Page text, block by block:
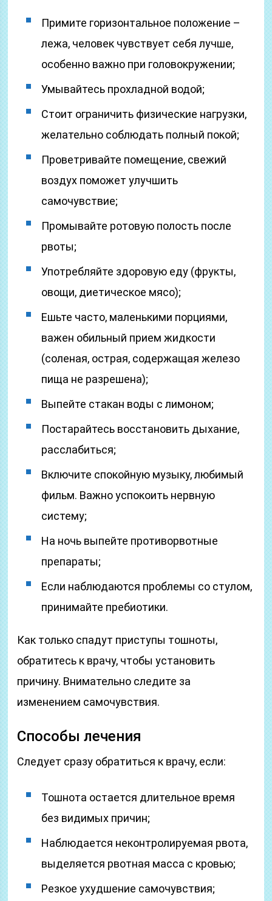
Примите горизонтальное положение –
лежа, человек чувствует себя лучше,
особенно важно при головокружении;
Умывайтесь прохладной водой;
Стоит ограничить физические нагрузки,
желательно соблюдать полный покой;
Проветривайте помещение, свежий
воздух поможет улучшить
самочувствие;
Промывайте ротовую полость после
рвоты;
Употребляйте здоровую еду (фрукты,
овощи, диетическое мясо);
Ешьте часто, маленькими порциями,
важен обильный прием жидкости
(соленая, острая, содержащая железо
пища не разрешена);
Выпейте стакан воды с лимоном;
Постарайтесь восстановить дыхание,
расслабиться;
Включите спокойную музыку, любимый
фильм. Важно успокоить нервную
систему;
На ночь выпейте противорвотные
препараты;
Если наблюдаются проблемы со стулом,
принимайте пребиотики.
Как только спадут приступы тошноты,
обратитесь к врачу, чтобы установить
причину. Внимательно следите за
изменением самочувствия.
Способы лечения
Следует сразу обратиться к врачу, если:
Тошнота остается длительное время
без видимых причин;
Наблюдается неконтролируемая рвота,
выделяется рвотная масса с кровью;
Резкое ухудшение самочувствия;